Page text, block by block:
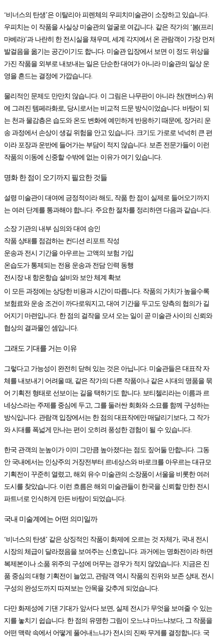
‘비너스의 탄생’은 이탈리아 피렌체의 우피치미술관이 소장하고 있습니다.
우피치는 이 작품을 사실상 미술관의 얼굴로 여깁니다. 같은 작가의 ‘봄(프리
마베라)’과 나란히 한 전시실을 채우며, 세계 각지에서 온 관람객이 가장 먼저
발걸음을 옮기는 공간이기도 합니다. 미술관 입장에서 보면 이 정도 위상을
가진 작품을 외부로 내보내는 일은 단순한 대여가 아니라 미술관의 일상 운
영을 흔드는 결정에 가깝습니다.
물리적인 문제도 만만치 않습니다. 이 그림은 나무판이 아니라 천(캔버스) 위
에 그려진 템페라화로, 당시로서는 비교적 드문 방식이었습니다. 바탕이 되
는 천과 물감층은 습도와 온도 변화에 예민하게 반응하기 때문에, 장거리 운
송 과정에서 손상이 생길 위험을 안고 있습니다. 크기도 가로로 넉넉히 큰 편
이라 포장과 운반에 들어가는 부담이 적지 않습니다. 보존 전문가들이 이런
작품의 이동에 신중할 수밖에 없는 이유가 여기 있습니다.
명화 한 점이 오기까지 필요한 것들
설령 미술관이 대여에 긍정적이라 해도, 작품 한 점이 실제로 들어오기까지
는 여러 단계를 통과해야 합니다. 주요한 절차를 정리하면 다음과 같습니다.
소장 기관의 내부 심의와 대여 승인
작품 상태를 점검하는 컨디션 리포트 작성
운송과 전시 기간을 아우르는 고액의 보험 가입
온습도가 통제되는 전용 운송과 전담 인력 동행
전시장 내 항온항습 설비와 보안 체계 확보
이 모든 과정에는 상당한 비용과 시간이 따릅니다. 작품의 가치가 높을수록
보험료와 운송 조건이 까다로워지고, 대여 기간을 두고도 양측의 협의가 길
어지기 마련입니다. 한 점의 걸작을 모셔 오는 일이 곧 미술관 사이의 신뢰와
협상의 결과물인 셈입니다.
그래도 기대를 거는 이유
그렇다고 가능성이 완전히 닫혀 있는 것은 아닙니다. 미술관들은 대표작 자
체를 내보내기 어려울 때, 같은 작가의 다른 작품이나 같은 시대의 명품을 묶
어 기획전 형태로 선보이는 길을 택하기도 합니다. 보티첼리라는 이름과 르
네상스라는 주제를 중심에 두고, 그를 둘러싼 회화와 소묘를 함께 구성하는
방식입니다. 관람객 입장에서는 한 점의 대표작에만 매달리기보다, 그 작가
와 시대를 폭넓게 만나는 편이 오히려 풍성한 경험이 될 수 있습니다.
한국 관객의 눈높이가 이미 그만큼 높아졌다는 점도 짚어둘 만합니다. 그동
안 국내에서는 인상주의 거장전부터 르네상스와 바로크를 아우르는 대규모
기획전이 꾸준히 열렸고, 해외 유수 미술관의 소장품이 서울을 비롯한 여러
도시를 찾았습니다. 이런 흐름은 해외 미술관들이 한국을 신뢰할 만한 전시
파트너로 인식하게 만든 바탕이 되었습니다.
국내 미술계에는 어떤 의미일까
‘비너스의 탄생’ 같은 상징적인 작품이 화제에 오르는 것 자체가, 국내 전시
시장의 체급이 달라졌음을 보여주는 신호입니다. 과거에는 명화전이라 하면
복제본이나 소품 위주의 구성에 머무는 경우가 적지 않았습니다. 지금은 진
품 중심의 대형 기획전이 늘었고, 관람객 역시 작품의 진위와 보존 상태, 전시
구성의 완성도까지 따져보는 안목을 갖추게 되었습니다.
다만 화제성에 기댄 기대가 앞서다 보면, 실제 전시가 무엇을 보여줄 수 있는
지를 놓치기 쉽습니다. 한 점의 유명한 그림이 오느냐 마느냐보다, 그 작품을
어떤 맥락 속에서 어떻게 풀어내느냐가 전시의 진짜 무게를 결정합니다. 국